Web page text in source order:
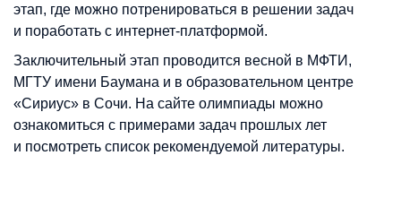
этап, где можно потренироваться в решении задач
и поработать с интернет-платформой.
Заключительный этап проводится весной в МФТИ,
МГТУ имени Баумана и в образовательном центре
«Сириус» в Сочи. На сайте олимпиады можно
ознакомиться с примерами задач прошлых лет
и посмотреть список рекомендуемой литературы.